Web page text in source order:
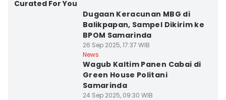
Curated For You
Dugaan Keracunan MBG di
Balikpapan, Sampel Dikirim ke
BPOM Samarinda
26 Sep 2025, 17:37 WIB
News
Wagub Kaltim Panen Cabai di
Green House Politani
Samarinda
24 Sep 2025, 09:30 WIB